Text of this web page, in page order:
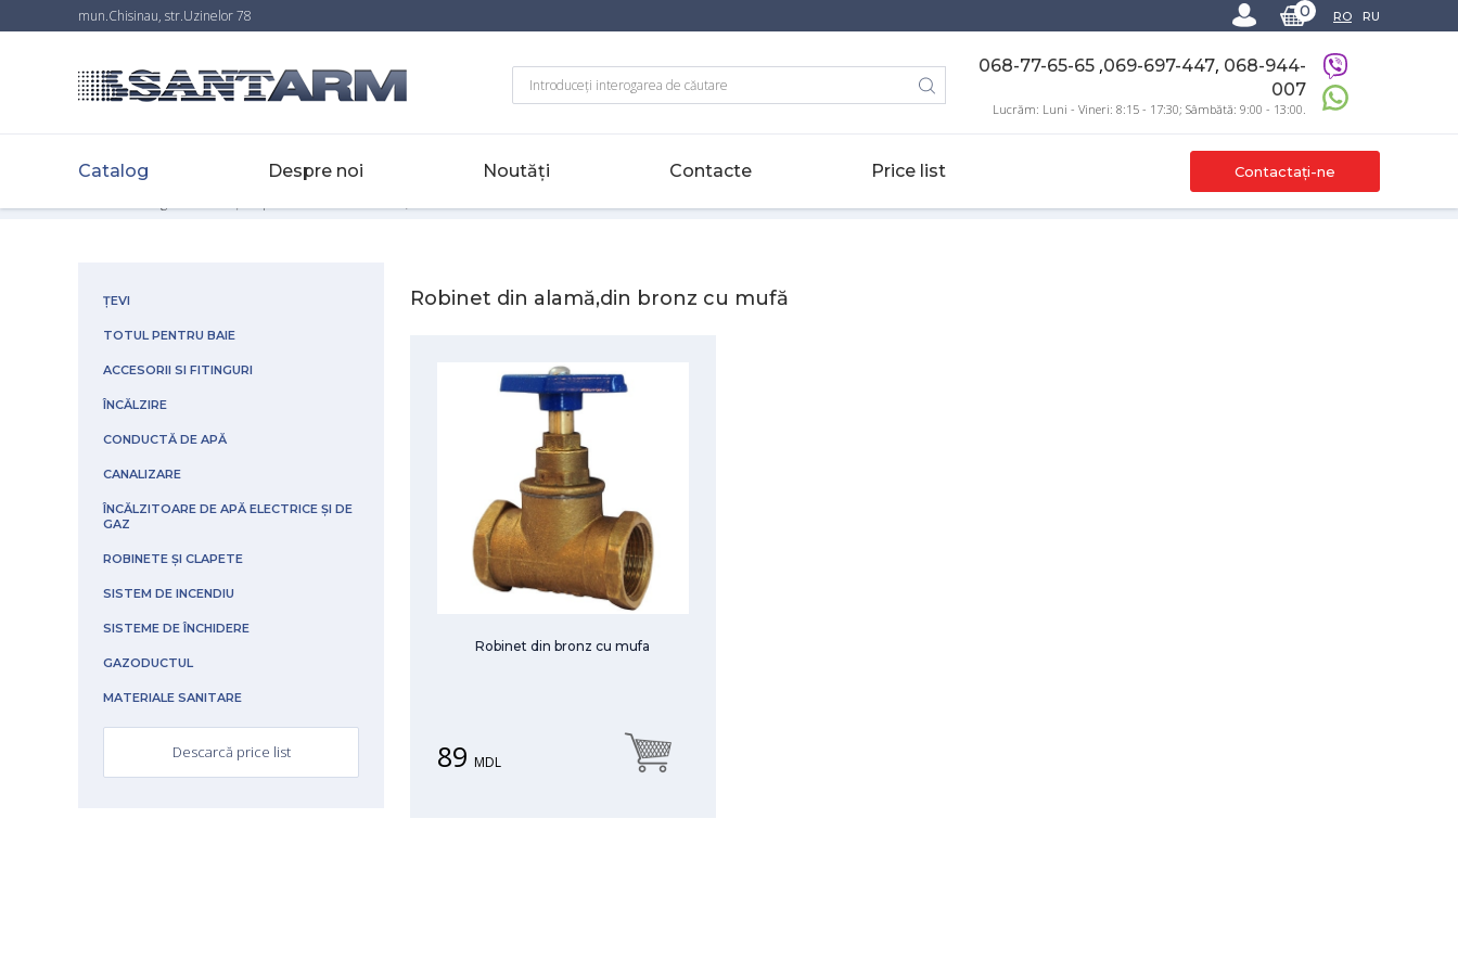
mun.Chisinau, str.Uzinelor 78 0 RO RU
068-77-65-65 ,069-697-447, 068-944-
007
Lucrăm: Luni - Vineri: 8:15 - 17:30; Sâmbătă: 9:00 - 13:00.
Catalog Despre noi Noutăți Contacte Price list Contactați-ne
ȚEVI
TOTUL PENTRU BAIE
ACCESORII SI FITINGURI
ÎNCĂLZIRE
CONDUCTĂ DE APĂ
CANALIZARE
ÎNCĂLZITOARE DE APĂ ELECTRICE ȘI DE
GAZ
ROBINETE ȘI CLAPETE
SISTEM DE INCENDIU
SISTEME DE ÎNCHIDERE
GAZODUCTUL
MATERIALE SANITARE
Descarcă price list
Robinet din alamă,din bronz cu mufă
Robinet din bronz cu mufa
89 MDL